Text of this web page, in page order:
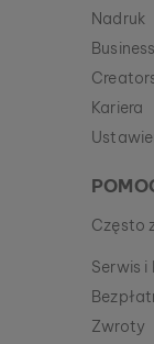
Nadruk
Kariera
Często
Serwis
Zwroty